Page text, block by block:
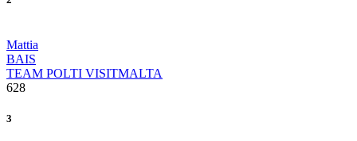
Mattia
BAIS
TEAM POLTI VISITMALTA
628
3